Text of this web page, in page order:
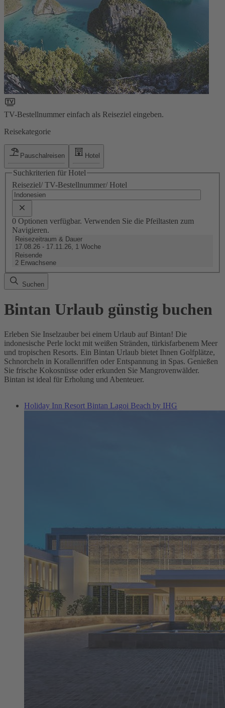
TV-Bestellnummer einfach als Reiseziel eingeben.
Reisekategorie
Pauschalreisen Hotel
Suchkriterien für Hotel
Reiseziel/ TV-Bestellnummer/ Hotel
0 Optionen verfügbar. Verwenden Sie die Pfeiltasten zum
Navigieren.
Reisezeitraum & Dauer
17.08.26 - 17.11.26, 1 Woche
Reisende
2 Erwachsene
Suchen
Bintan Urlaub günstig buchen
Erleben Sie Inselzauber bei einem Urlaub auf Bintan! Die
indonesische Perle lockt mit weißen Stränden, türkisfarbenem Meer
und tropischen Resorts. Ein Bintan Urlaub bietet Ihnen Golfplätze,
Schnorcheln in Korallenriffen oder Entspannung in Spas. Genießen
Sie frische Kokosnüsse oder erkunden Sie Mangrovenwälder.
Bintan ist ideal für Erholung und Abenteuer.
Holiday Inn Resort Bintan Lagoi Beach by IHG